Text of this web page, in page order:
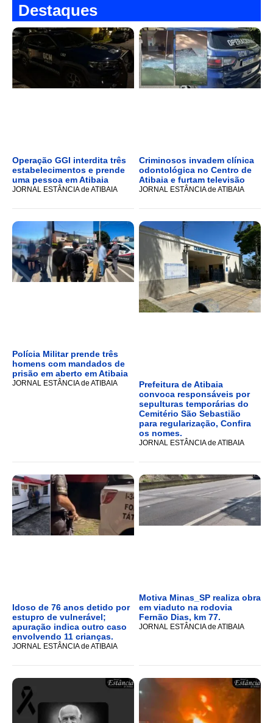
Destaques
Operação GGI interdita três
estabelecimentos e prende
uma pessoa em Atibaia
JORNAL ESTÂNCIA de ATIBAIA
Criminosos invadem clínica
odontológica no Centro de
Atibaia e furtam televisão
JORNAL ESTÂNCIA de ATIBAIA
Polícia Militar prende três
homens com mandados de
prisão em aberto em Atibaia
JORNAL ESTÂNCIA de ATIBAIA
Prefeitura de Atibaia
convoca responsáveis por
sepulturas temporárias do
Cemitério São Sebastião
para regularização, Confira
os nomes.
JORNAL ESTÂNCIA de ATIBAIA
Idoso de 76 anos detido por
estupro de vulnerável;
apuração indica outro caso
envolvendo 11 crianças.
JORNAL ESTÂNCIA de ATIBAIA
Motiva Minas_SP realiza obra
em viaduto na rodovia
Fernão Dias, km 77.
JORNAL ESTÂNCIA de ATIBAIA